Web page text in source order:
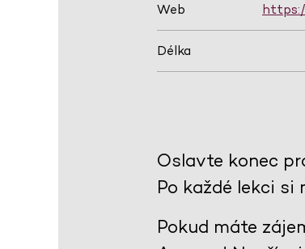
Web
Délka
Oslavte konec
Po každé lekci
Pokud máte